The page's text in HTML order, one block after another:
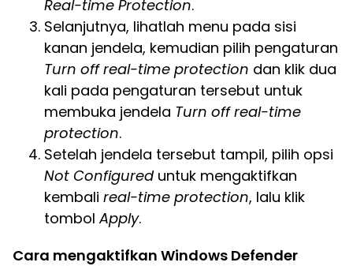
Real-time Protection.
Selanjutnya, lihatlah menu pada sisi
kanan jendela, kemudian pilih pengaturan
Turn off real-time protection dan klik dua
kali pada pengaturan tersebut untuk
membuka jendela Turn off real-time
protection.
Setelah jendela tersebut tampil, pilih opsi
Not Configureduntuk mengaktifkan
kembali real-time protection, lalu klik
tombolApply.
Cara mengaktifkan Windows Defender